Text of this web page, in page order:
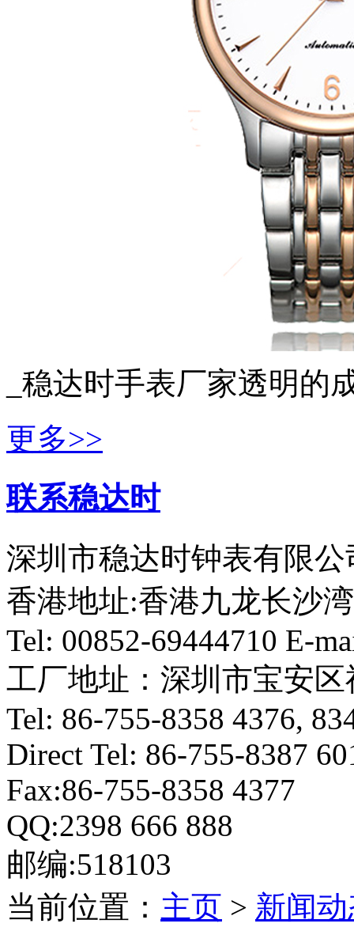
_稳达时手表厂家透明的
更多>>
联系稳达时
深圳市稳达时钟表有限
香港地址:香港九龙长沙
Tel: 00852-69444710 E-
工厂地址：深圳市宝安
Tel: 86-755-8358 4376,
Direct Tel: 86-755-8387
Fax:86-755-8358 4377
QQ:2398 666 888
邮编:518103
当前位置： 主页 > 新闻